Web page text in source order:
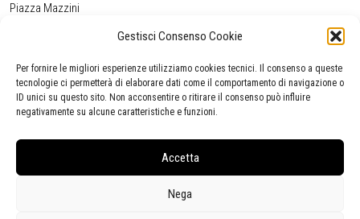
Gestisci Consenso Cookie
Per fornire le migliori esperienze utilizziamo cookies tecnici. Il consenso a queste
tecnologie ci permetterà di elaborare dati come il comportamento di navigazione o
ID unici su questo sito. Non acconsentire o ritirare il consenso può influire
negativamente su alcune caratteristiche e funzioni.
Accetta
Nega
Piazza Mazzini
Cell:+39 338 5714978 (orario apertura Galleria)
Tel:
+39 0584 944580
(orario 09.00/13.00)
Email:gamc@comune.viareggio.lu.it
Segnalazione di inaccessibilità